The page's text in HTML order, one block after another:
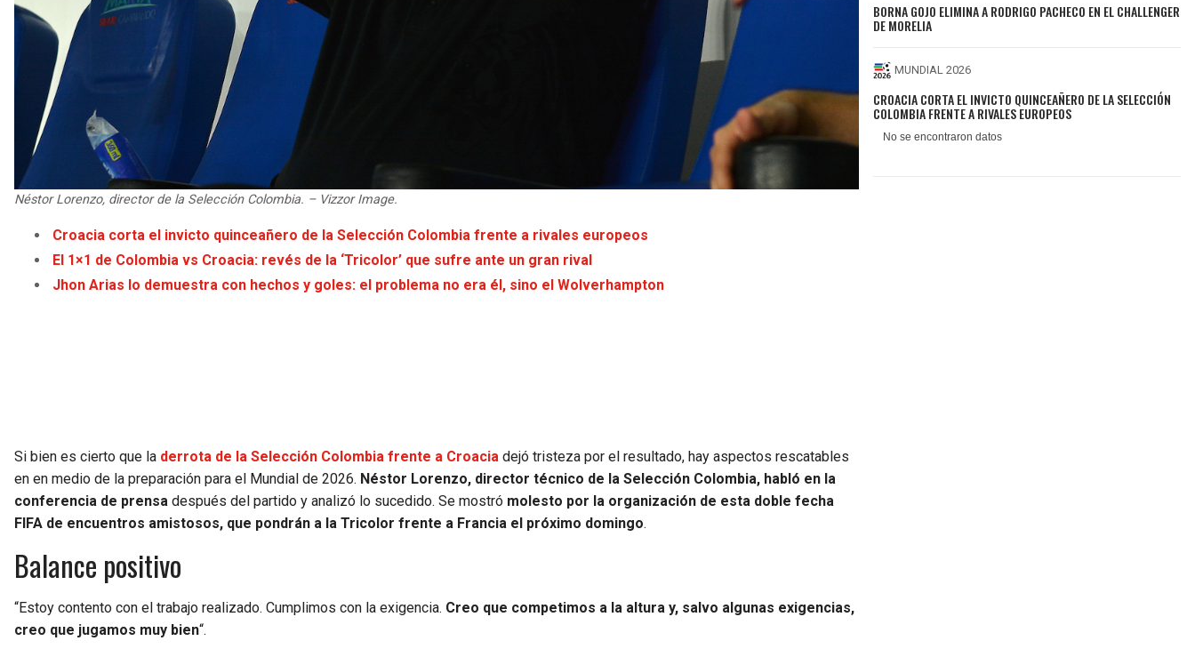
Néstor Lorenzo, director de la Selección Colombia. – Vizzor Image.
Croacia corta el invicto quinceañero de la Selección Colombia frente a rivales europeos
El 1×1 de Colombia vs Croacia: revés de la ‘Tricolor’ que sufre ante un gran rival
Jhon Arias lo demuestra con hechos y goles: el problema no era él, sino el Wolverhampton
Si bien es cierto que la derrota de la Selección Colombia frente a Croacia dejó tristeza por el resultado, hay aspectos rescatables
en en medio de la preparación para el Mundial de 2026. Néstor Lorenzo, director técnico de la Selección Colombia, habló en la
conferencia de prensa después del partido y analizó lo sucedido. Se mostró molesto por la organización de esta doble fecha
FIFA de encuentros amistosos, que pondrán a la Tricolor frente a Francia el próximo domingo.
Balance positivo
“Estoy contento con el trabajo realizado. Cumplimos con la exigencia. Creo que competimos a la altura y, salvo algunas exigencias,
creo que jugamos muy bien“.
BORNA GOJO ELIMINA A RODRIGO PACHECO EN EL CHALLENGER
DE MORELIA
MUNDIAL 2026
CROACIA CORTA EL INVICTO QUINCEAÑERO DE LA SELECCIÓN
COLOMBIA FRENTE A RIVALES EUROPEOS